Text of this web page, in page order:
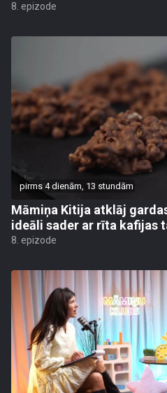
8. epizode
pirms 4 dienām, 13 stundām
Māmiņa Kitija atklāj
ideāli sader ar rīta kafijas
8. epizode